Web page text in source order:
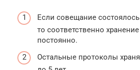
Если совещание
то соответственно
постоянно.
Остальные протоколы